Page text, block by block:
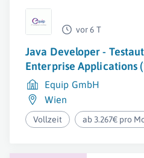
vor 6 T
Java Developer -
Enterprise Applications
Equip GmbH
Wien
Vollzeit ab 3.267€ pro